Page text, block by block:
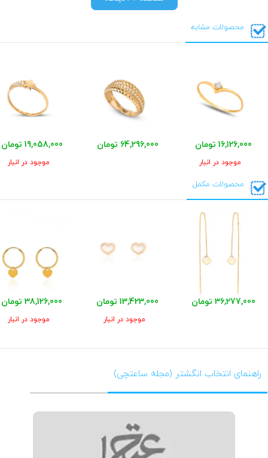
محصولات مشابه
16,126,000 تومان
موجود در انبار
64,296,000 تومان 19,058,000 تومان
موجود در انبار
محصولات مکمل
36,277,000 تومان 13,423,000 تومان
موجود در انبار
38,126,000 تومان
موجود در انبار
راهنمای انتخاب انگشتر (مجله ساعتچی)